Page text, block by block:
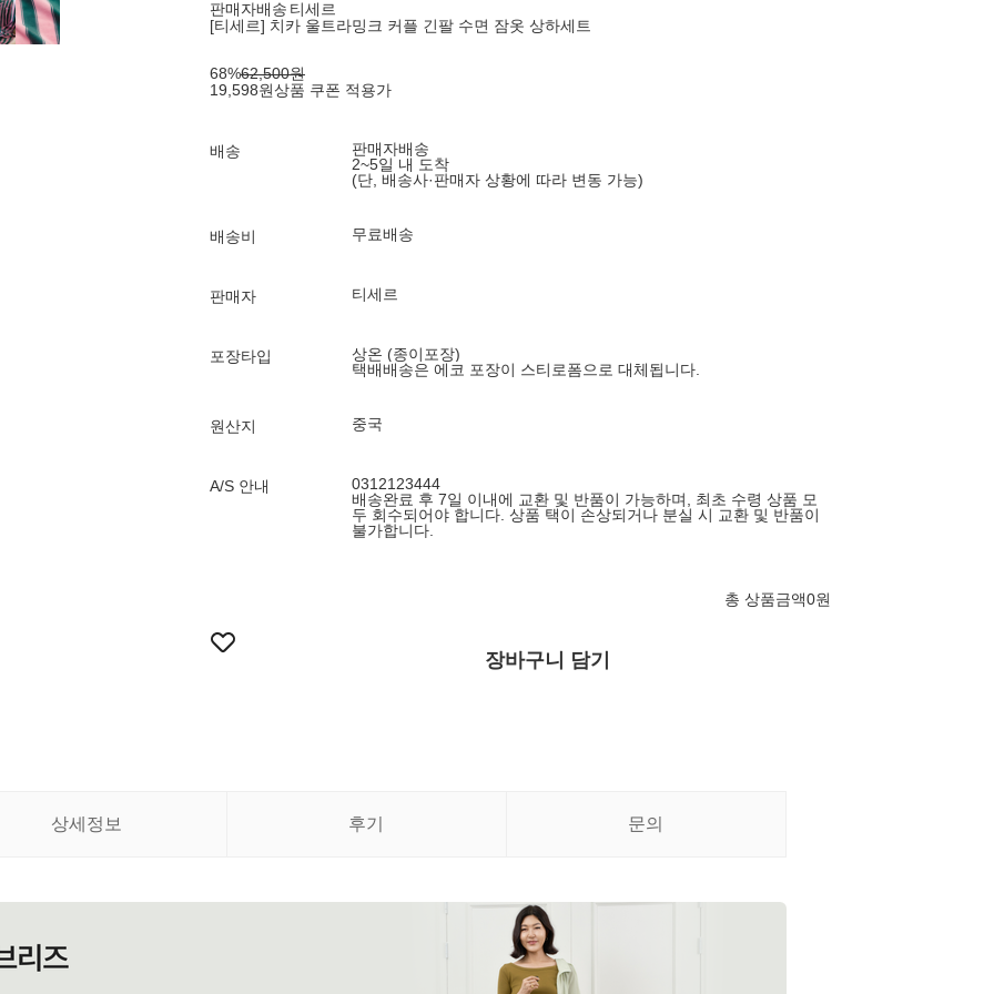
판매자배송 티세르
[티세르] 치카 울트라밍크 커플 긴팔 수면 잠옷 상하세트
68%62,500원
19,598원상품 쿠폰 적용가
배송
판매자배송
2~5일 내 도착
(단, 배송사·판매자 상황에 따라 변동 가능)
배송비 무료배송
판매자 티세르
포장타입
상온 (종이포장)
택배배송은 에코 포장이 스티로폼으로 대체됩니다.
원산지 중국
A/S 안내
0312123444
배송완료 후 7일 이내에 교환 및 반품이 가능하며, 최초 수령 상품 모
두 회수되어야 합니다. 상품 택이 손상되거나 분실 시 교환 및 반품이
불가합니다.
총 상품금액0원
장바구니 담기
상세정보 후기 문의